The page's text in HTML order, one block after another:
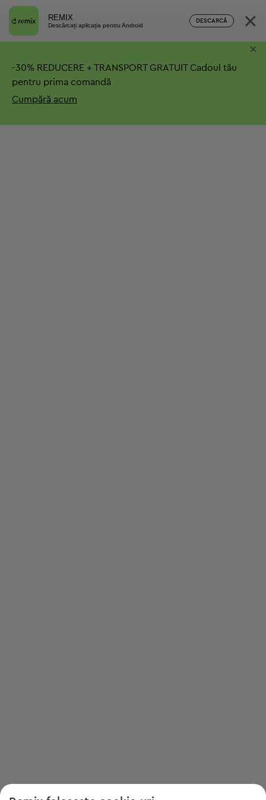
REMIX
Descărcați aplicația pentru Android
DESCARCĂ ×
-30% REDUCERE + TRANSPORT GRATUITCadoul tău
pentru prima comandă
Cumpără acum
×